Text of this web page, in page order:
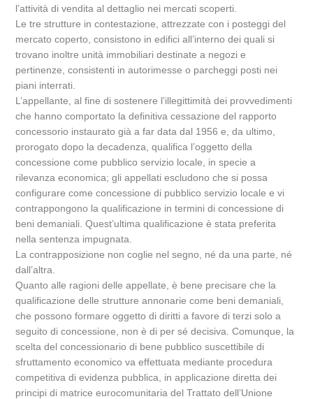
l’attività di vendita al dettaglio nei mercati scoperti.
Le tre strutture in contestazione, attrezzate con i posteggi del
mercato coperto, consistono in edifici all’interno dei quali si
trovano inoltre unità immobiliari destinate a negozi e
pertinenze, consistenti in autorimesse o parcheggi posti nei
piani interrati.
L’appellante, al fine di sostenere l’illegittimità dei provvedimenti
che hanno comportato la definitiva cessazione del rapporto
concessorio instaurato già a far data dal 1956 e, da ultimo,
prorogato dopo la decadenza, qualifica l’oggetto della
concessione come pubblico servizio locale, in specie a
rilevanza economica; gli appellati escludono che si possa
configurare come concessione di pubblico servizio locale e vi
contrappongono la qualificazione in termini di concessione di
beni demaniali. Quest’ultima qualificazione è stata preferita
nella sentenza impugnata.
La contrapposizione non coglie nel segno, né da una parte, né
dall’altra.
Quanto alle ragioni delle appellate, è bene precisare che la
qualificazione delle strutture annonarie come beni demaniali,
che possono formare oggetto di diritti a favore di terzi solo a
seguito di concessione, non è di per sé decisiva. Comunque, la
scelta del concessionario di bene pubblico suscettibile di
sfruttamento economico va effettuata mediante procedura
competitiva di evidenza pubblica, in applicazione diretta dei
principi di matrice eurocomunitaria del Trattato dell’Unione